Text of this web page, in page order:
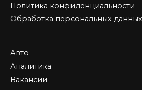
Политика конфиденциальности
Обработка персональных данных
Авто
Аналитика
Вакансии